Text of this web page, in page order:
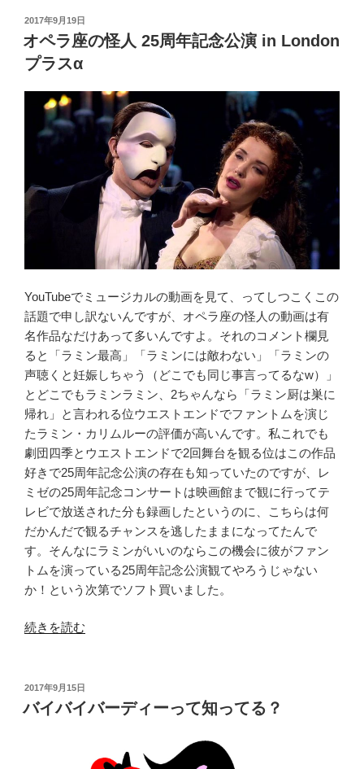
る
ト
ン
チ
キ
「Love
Dies」
（ネ
レ
な
し）”
の
投
稿
日:
2017年9月19日
オペラ座の怪人 25周年記念公演 in London
プラスα
YouTubeでミュージカルの動画を見て、ってしつこくこの
話題で申し訳ないんですが、オペラ座の怪人の動画は有
名作品なだけあって多いんですよ。それのコメント欄見
ると「ラミン最高」「ラミンには敵わない」「ラミンの
声聴くと妊娠しちゃう（どこでも同じ事言ってるなw）」
とどこでもラミンラミン、2ちゃんなら「ラミン厨は巣に
帰れ」と言われる位ウエストエンドでファントムを演じ
たラミン・カリムルーの評価が高いんです。私これでも
劇団四季とウエストエンドで2回舞台を観る位はこの作品
好きで25周年記念公演の存在も知っていたのですが、レ
ミゼの25周年記念コンサートは映画館まで観に行ってテ
レビで放送された分も録画したというのに、こちらは何
だかんだで観るチャンスを逃したままになってたんで
す。そんなにラミンがいいのならこの機会に彼がファン
トムを演っている25周年記念公演観てやろうじゃない
か！という次第でソフト買いました。
“オ
座
の
続きを読む
投
日:
2017年9月15日
バイバイバーディーって知ってる？